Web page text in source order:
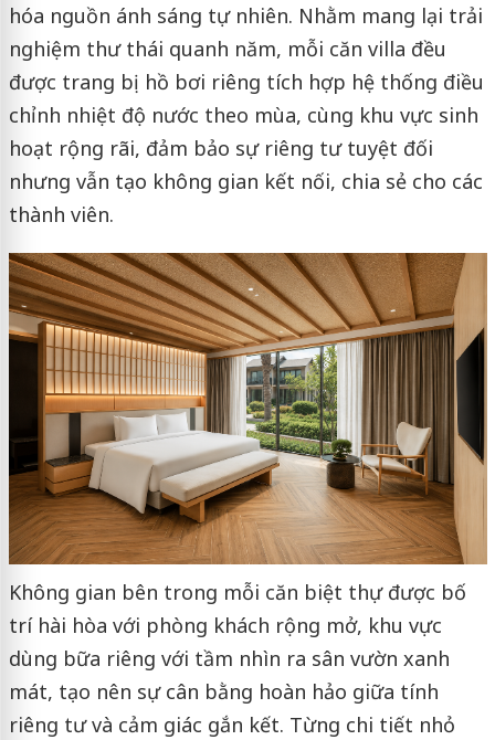
hóa nguồn ánh sáng tự nhiên. Nhằm mang lại trải
nghiệm thư thái quanh năm, mỗi căn villa đều
được trang bị hồ bơi riêng tích hợp hệ thống điều
chỉnh nhiệt độ nước theo mùa, cùng khu vực sinh
hoạt rộng rãi, đảm bảo sự riêng tư tuyệt đối
nhưng vẫn tạo không gian kết nối, chia sẻ cho các
thành viên.
Không gian bên trong mỗi căn biệt thự được bố
trí hài hòa với phòng khách rộng mở, khu vực
dùng bữa riêng với tầm nhìn ra sân vườn xanh
mát, tạo nên sự cân bằng hoàn hảo giữa tính
riêng tư và cảm giác gắn kết. Từng chi tiết nhỏ